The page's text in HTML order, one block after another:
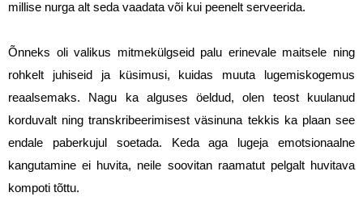
millise nurga alt seda vaadata või kui peenelt serveerida.
Õnneks oli valikus mitmekülgseid palu erinevale maitsele ning
rohkelt juhiseid ja küsimusi, kuidas muuta lugemiskogemus
reaalsemaks. Nagu ka alguses öeldud, olen teost kuulanud
korduvalt ning transkribeerimisest väsinuna tekkis ka plaan see
endale paberkujul soetada. Keda aga lugeja emotsionaalne
kangutamine ei huvita, neile soovitan raamatut pelgalt huvitava
kompoti tõttu.